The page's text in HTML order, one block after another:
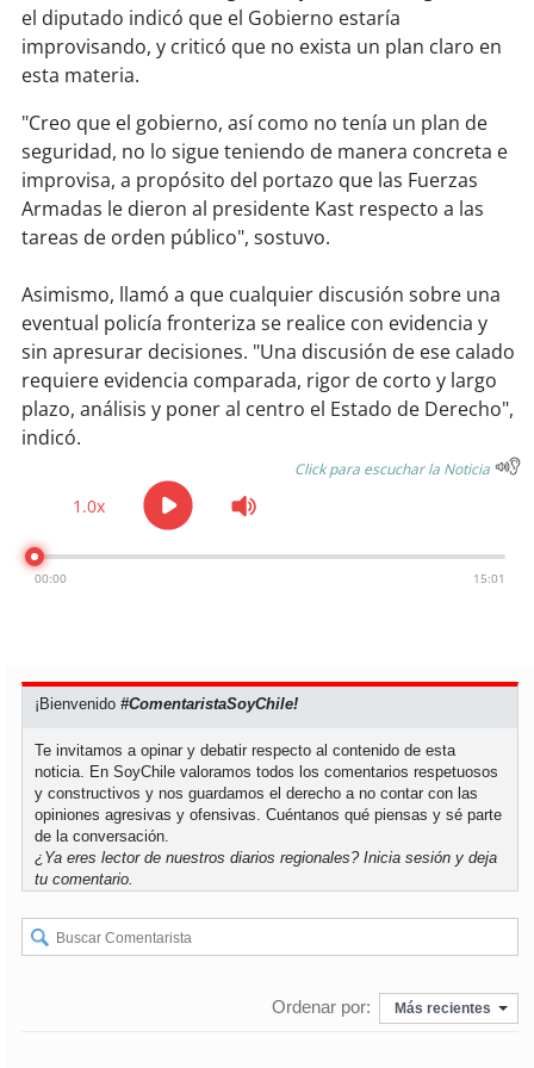
soypuertomontt
soychiloé
el diputado indicó que el Gobierno estaría
improvisando, y criticó que no exista un plan claro en
esta materia.
"Creo que el gobierno, así como no tenía un plan de
seguridad, no lo sigue teniendo de manera concreta e
improvisa, a propósito del portazo que las Fuerzas
Armadas le dieron al presidente Kast respecto a las
tareas de orden público", sostuvo.
Asimismo, llamó a que cualquier discusión sobre una
eventual policía fronteriza se realice con evidencia y
sin apresurar decisiones. "Una discusión de ese calado
requiere evidencia comparada, rigor de corto y largo
plazo, análisis y poner al centro el Estado de Derecho",
indicó.
Click para escuchar la Noticia
1.0x
00:00 15:01
¡Bienvenido#ComentaristaSoyChile!
Te invitamos a opinar y debatir respecto al contenido de esta
noticia. En SoyChile valoramos todos los comentarios respetuosos
y constructivos y nos guardamos el derecho a no contar con las
opiniones agresivas y ofensivas. Cuéntanos qué piensas y sé parte
de la conversación.
¿Ya eres lector de nuestros diarios regionales?Inicia sesión y deja
tu comentario.
Ordenar por: Más recientes